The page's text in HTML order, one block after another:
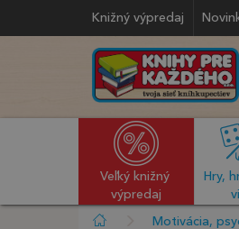
Knižný výpredaj
Veľký knižný
výpredaj
Hry,
Motivácia,